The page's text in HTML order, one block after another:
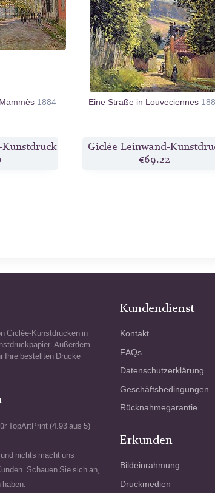
1884
Kunstdruck
Eine Straße in Louveciennes
Giclée Leinwand-
€69.22
Giclée-Kunstdrucken in
Außerdem
Ihre bestellten Drucke
TopArtPrint (4.93 aus 5)
nichts macht uns
Schauen Sie sich an,
haben.
Kundendienst
Kontakt
FAQs
Datenschutzerklärung
Geschäftsbedingungen
Rücknahmegarantie
Erkunden
Bildeinrahmung
Druckmedien